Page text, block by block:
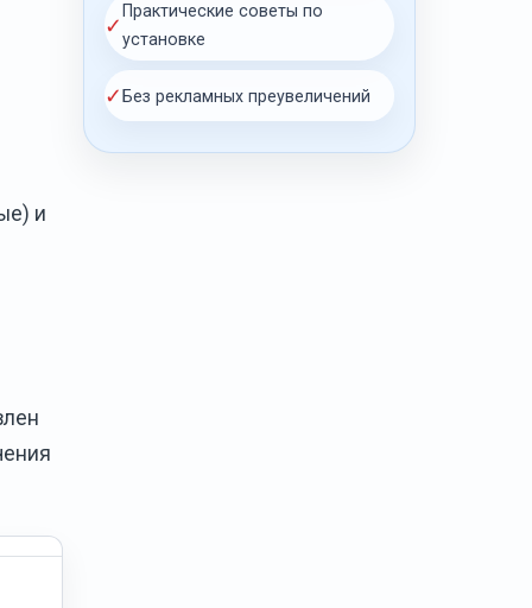
и
✓
Практические советы по
установке
✓Без рекламных преувеличений